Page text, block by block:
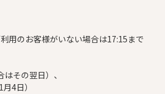
用のお客様がいない場合は17:15まで
その翌日）、
4日）